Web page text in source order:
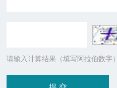
请输入计算结果（填写阿拉伯数字